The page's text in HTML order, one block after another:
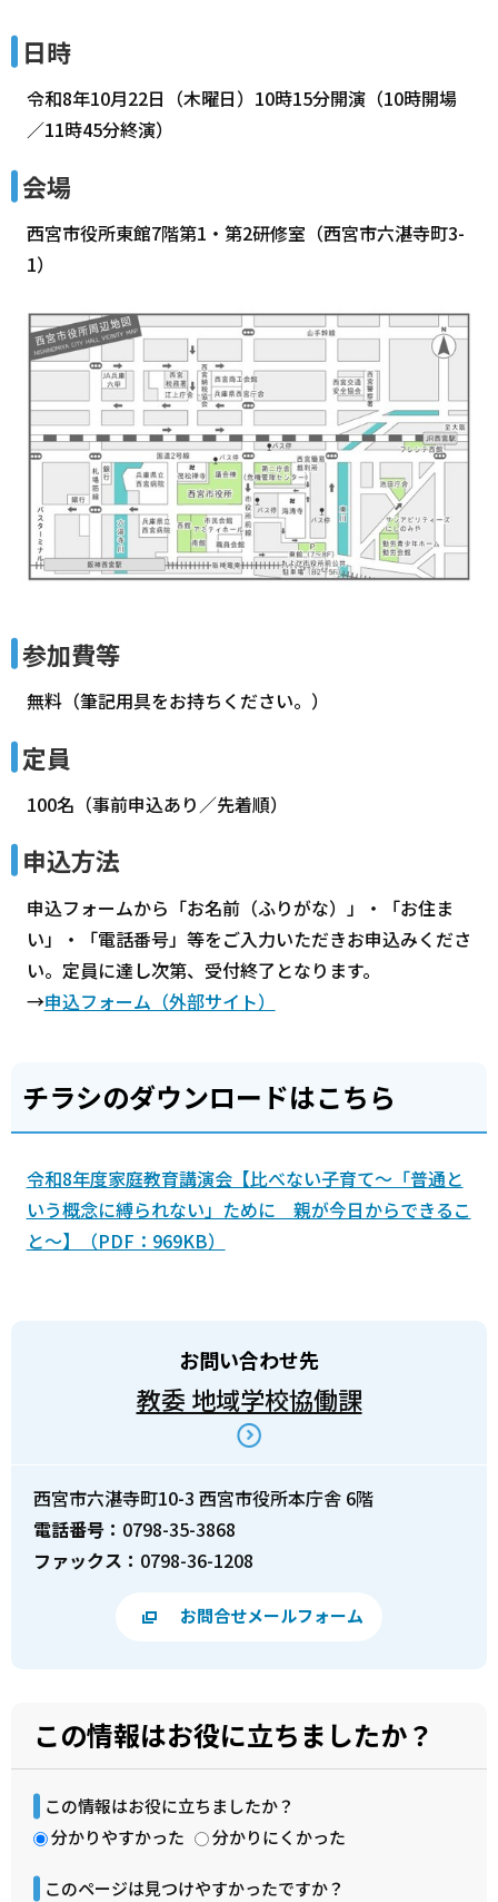
日時
令和8年10月22日（木曜日）10時15分開演（10時開場
／11時45分終演）
会場
西宮市役所東館7階第1・第2研修室（西宮市六湛寺町3-
1）
参加費等
無料（筆記用具をお持ちください。）
定員
100名（事前申込あり／先着順）
申込方法
申込フォームから「お名前（ふりがな）」・「お住ま
い」・「電話番号」等をご入力いただきお申込みくださ
い。定員に達し次第、受付終了となります。
→申込フォーム（外部サイト）
チラシのダウンロードはこちら
令和8年度家庭教育講演会【比べない子育て～「普通と
いう概念に縛られない」ために 親が今日からできるこ
と～】（PDF：969KB）
お問い合わせ先
教委 地域学校協働課
西宮市六湛寺町10-3 西宮市役所本庁舎 6階
電話番号： 0798-35-3868
ファックス： 0798-36-1208
お問合せメールフォーム
この情報はお役に立ちましたか？
この情報はお役に立ちましたか？
分かりやすかった
分かりにくかった
このページは見つけやすかったですか？